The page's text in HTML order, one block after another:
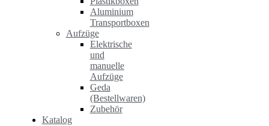
Aluminium
Transportboxen
Aufzüge
Elektrische
und
manuelle
Aufzüge
Geda
(Bestellwaren)
Zubehör
Katalog